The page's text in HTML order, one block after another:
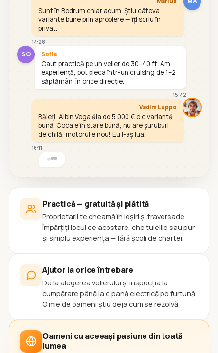
Sunt în Bodrum chiar acum. Știu câteva
variante bune prin apropiere — îți scriu în
privat.
14:28
SO Sofia
Caut practică pe un velier de 30–40 ft. Am
experiență, pot pleca într-un cruising de 1–2
săptămâni în orice direcție.
15:42
Vadim Luppo
Băieți, Albin Vega ăla de 5.000 € e o variantă
bună. Coca e în stare bună, nu are șuruburi
de chilă, motorul e nou! Eu l-aș lua.
16:11
Practică — gratuită și plătită
Proprietarii te cheamă în ieșiri și traversade.
Împărțiți locul de acostare, cheltuielile sau pur
și simplu experiența — fără școli de charter.
Ajutor la orice întrebare
De la alegerea velierului și inspecția la
cumpărare până la o pană electrică pe furtună.
O mie de oameni știu deja cum se rezolvă.
Oameni cu aceeași pasiune din toată
lumea